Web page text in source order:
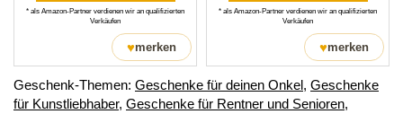
* als Amazon-Partner verdienen wir an qualifizierten
Verkäufen
♥merken
* als Amazon-Partner verdienen wir an qualifizierten
Verkäufen
♥merken
Geschenk-Themen: Geschenke für deinen Onkel, Geschenke
für Kunstliebhaber, Geschenke für Rentner und Senioren,